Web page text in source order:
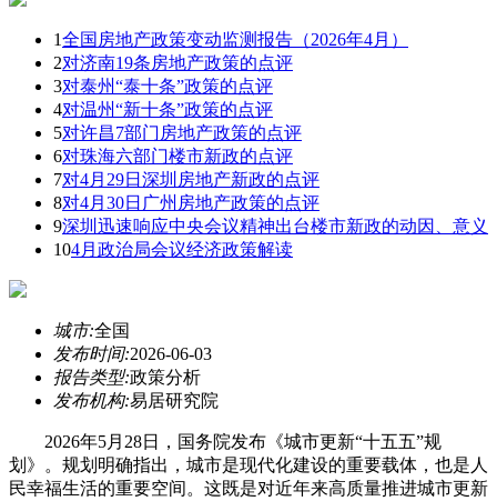
1全国房地产政策变动监测报告（2026年4月）
2对济南19条房地产政策的点评
3对泰州“泰十条”政策的点评
4对温州“新十条”政策的点评
5对许昌7部门房地产政策的点评
6对珠海六部门楼市新政的点评
7对4月29日深圳房地产新政的点评
8对4月30日广州房地产政策的点评
9深圳迅速响应中央会议精神出台楼市新政的动因、意义
104月政治局会议经济政策解读
城市:全国
发布时间:2026-06-03
报告类型:政策分析
发布机构:易居研究院
2026年5月28日，国务院发布《城市更新“十五五”规
划》。规划明确指出，城市是现代化建设的重要载体，也是人
民幸福生活的重要空间。这既是对近年来高质量推进城市更新